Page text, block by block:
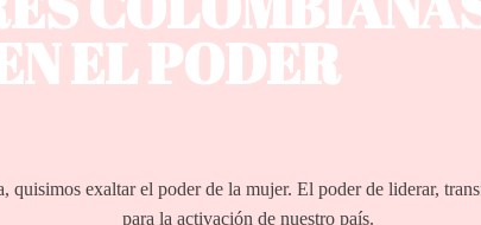
EL PODER
quisimos exaltar el poder de la mujer. El poder de liderar,
para la activación de nuestro país.